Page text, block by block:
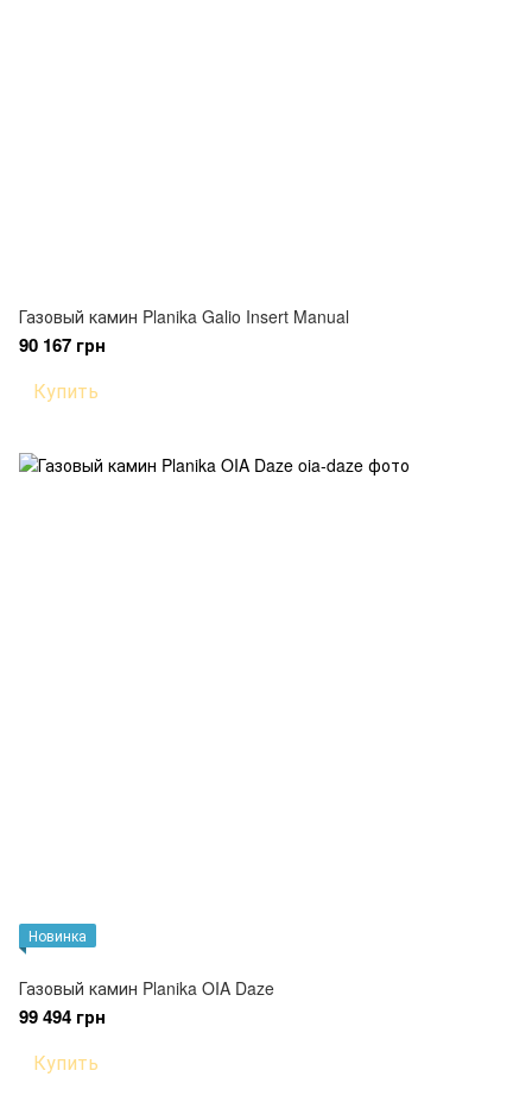
Газовый камин Planika Galio Insert Manual
90 167 грн
Купить
Новинка
Газовый камин Planika OIA Daze
99 494 грн
Купить